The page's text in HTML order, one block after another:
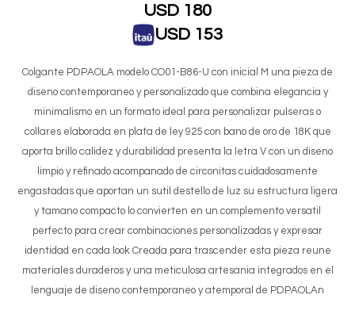
USD 180
USD 153
Colgante PDPAOLA modelo CO01-B86-U con inicial M una pieza de
diseno contemporaneo y personalizado que combina elegancia y
minimalismo en un formato ideal para personalizar pulseras o
collares elaborada en plata de ley 925 con bano de oro de 18K que
aporta brillo calidez y durabilidad presenta la letra V con un diseno
limpio y refinado acompanado de circonitas cuidadosamente
engastadas que aportan un sutil destello de luz su estructura ligera
y tamano compacto lo convierten en un complemento versatil
perfecto para crear combinaciones personalizadas y expresar
identidad en cada look Creada para trascender esta pieza reune
materiales duraderos y una meticulosa artesania integrados en el
lenguaje de diseno contemporaneo y atemporal de PDPAOLAn